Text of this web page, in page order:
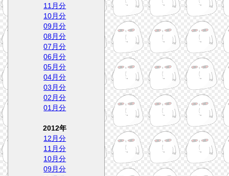
11月分
10月分
09月分
08月分
07月分
06月分
05月分
04月分
03月分
02月分
01月分
2012年
12月分
11月分
10月分
09月分